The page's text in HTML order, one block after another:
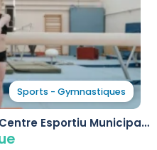
Sports - Gymnastiques
Esportiu Municipal